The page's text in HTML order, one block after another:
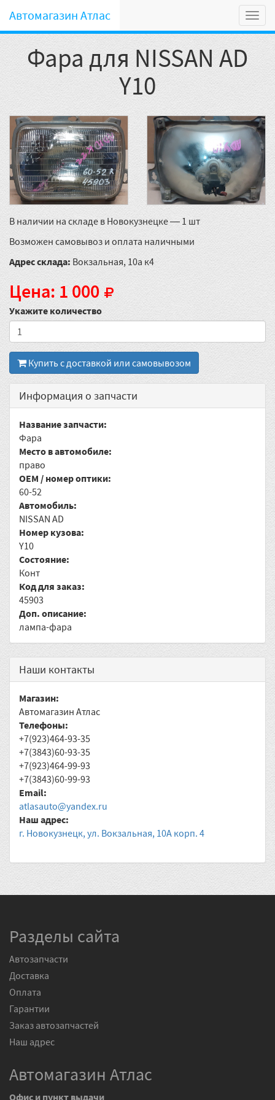
Автомагазин Атлас
Фара для NISSAN AD
Y10
В наличии на складе в Новокузнецке — 1 шт
Возможен самовывоз и оплата наличными
Адрес склада: Вокзальная, 10а к4
Цена: 1 000
Укажите количество
Купить с доставкой или самовывозом
Информация о запчасти
Название запчасти:
Фара
Место в автомобиле:
право
OEM / номер оптики:
60-52
Автомобиль:
NISSAN AD
Номер кузова:
Y10
Состояние:
Конт
Код для заказ:
45903
Доп. описание:
лампа-фара
Наши контакты
Магазин:
Автомагазин Атлас
Телефоны:
+7(923)464-93-35
+7(3843)60-93-35
+7(923)464-99-93
+7(3843)60-99-93
Email:
atlasauto@yandex.ru
Наш адрес:
г. Новокузнецк, ул. Вокзальная, 10А корп. 4
Разделы сайта
Автозапчасти
Доставка
Оплата
Гарантии
Заказ автозапчастей
Наш адрес
Автомагазин Атлас
Офис и пункт выдачи